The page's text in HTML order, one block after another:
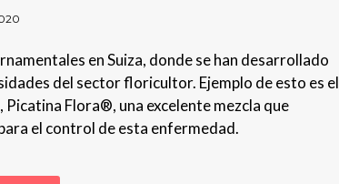
en Suiza, donde se han desarrollado
del sector floricultor. Ejemplo de esto es el
Flora®, una excelente mezcla que
el control de esta enfermedad.